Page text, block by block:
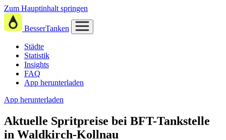
Zum Hauptinhalt springen
BesserTanken
Städte
Statistik
Insights
FAQ
App herunterladen
App herunterladen
Aktuelle Spritpreise bei BFT-Tankstelle
in Waldkirch-Kollnau